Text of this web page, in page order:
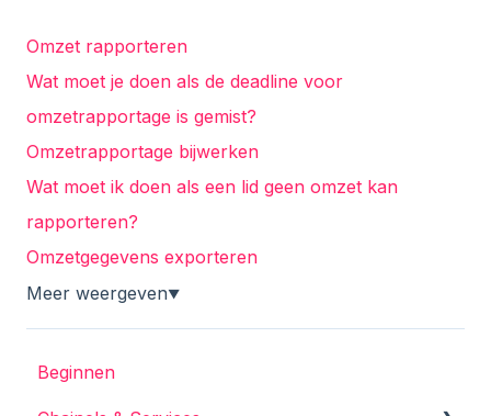
Omzet rapporteren
Wat moet je doen als de deadline voor
omzetrapportage is gemist?
Omzetrapportage bijwerken
Wat moet ik doen als een lid geen omzet kan
rapporteren?
Omzetgegevens exporteren
Meer weergeven▼
Beginnen